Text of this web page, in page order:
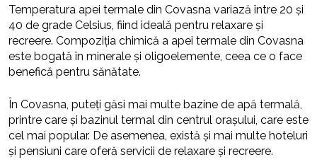
Temperatura apei termale din Covasna variază între 20 și
40 de grade Celsius, fiind ideală pentru relaxare și
recreere. Compoziția chimică a apei termale din Covasna
este bogată în minerale și oligoelemente, ceea ce o face
benefică pentru sănătate.
În Covasna, puteți găsi mai multe bazine de apă termală,
printre care și bazinul termal din centrul orașului, care este
cel mai popular. De asemenea, există și mai multe hoteluri
și pensiuni care oferă servicii de relaxare și recreere.